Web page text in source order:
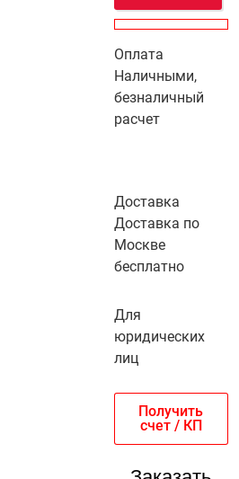
Оплата
Наличными,
безналичный
расчет
Доставка
Доставка по
Москве
бесплатно
Для
юридических
лиц
Получить
счет / КП